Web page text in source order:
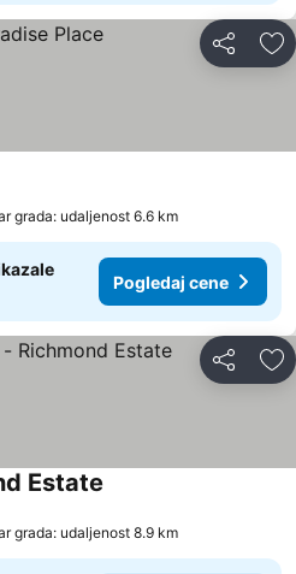
Deli
grada: udaljenost 6.6 km
Pogledaj cene
Deli
Estate
grada: udaljenost 8.9 km